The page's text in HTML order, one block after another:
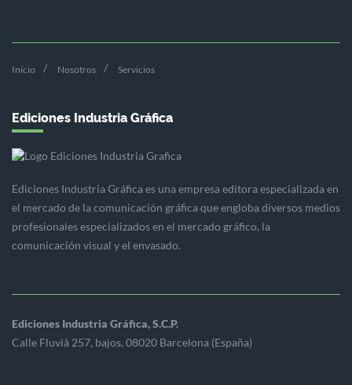
Inicio Nosotros Servicios
Ediciones Industria Gráfica
Ediciones Industria Gráfica es una empresa editora especializada en
el mercado de la comunicación gráfica que engloba diversos medios
profesionales especializados en el mercado gráfico, la
comunicación visual y el envasado.
Ediciones Industria Gráfica, S.C.P.
Calle Fluvià 257, bajos, 08020 Barcelona (España)